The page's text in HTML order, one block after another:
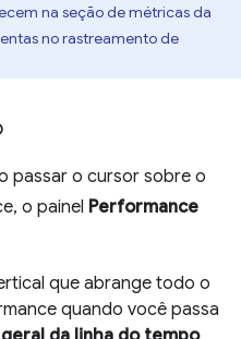
na seção de métricas da
no rastreamento de
passar o cursor sobre o
o painel Performance
que abrange todo o
quando você passa